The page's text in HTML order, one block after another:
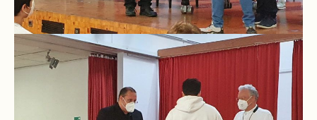
war?
Organisatorisches